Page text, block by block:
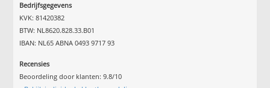
Bedrijfsgegevens
KVK: 81420382
BTW: NL8620.828.33.B01
IBAN: NL65 ABNA 0493 9717 93
Recensies
Beoordeling door klanten:9.8/10